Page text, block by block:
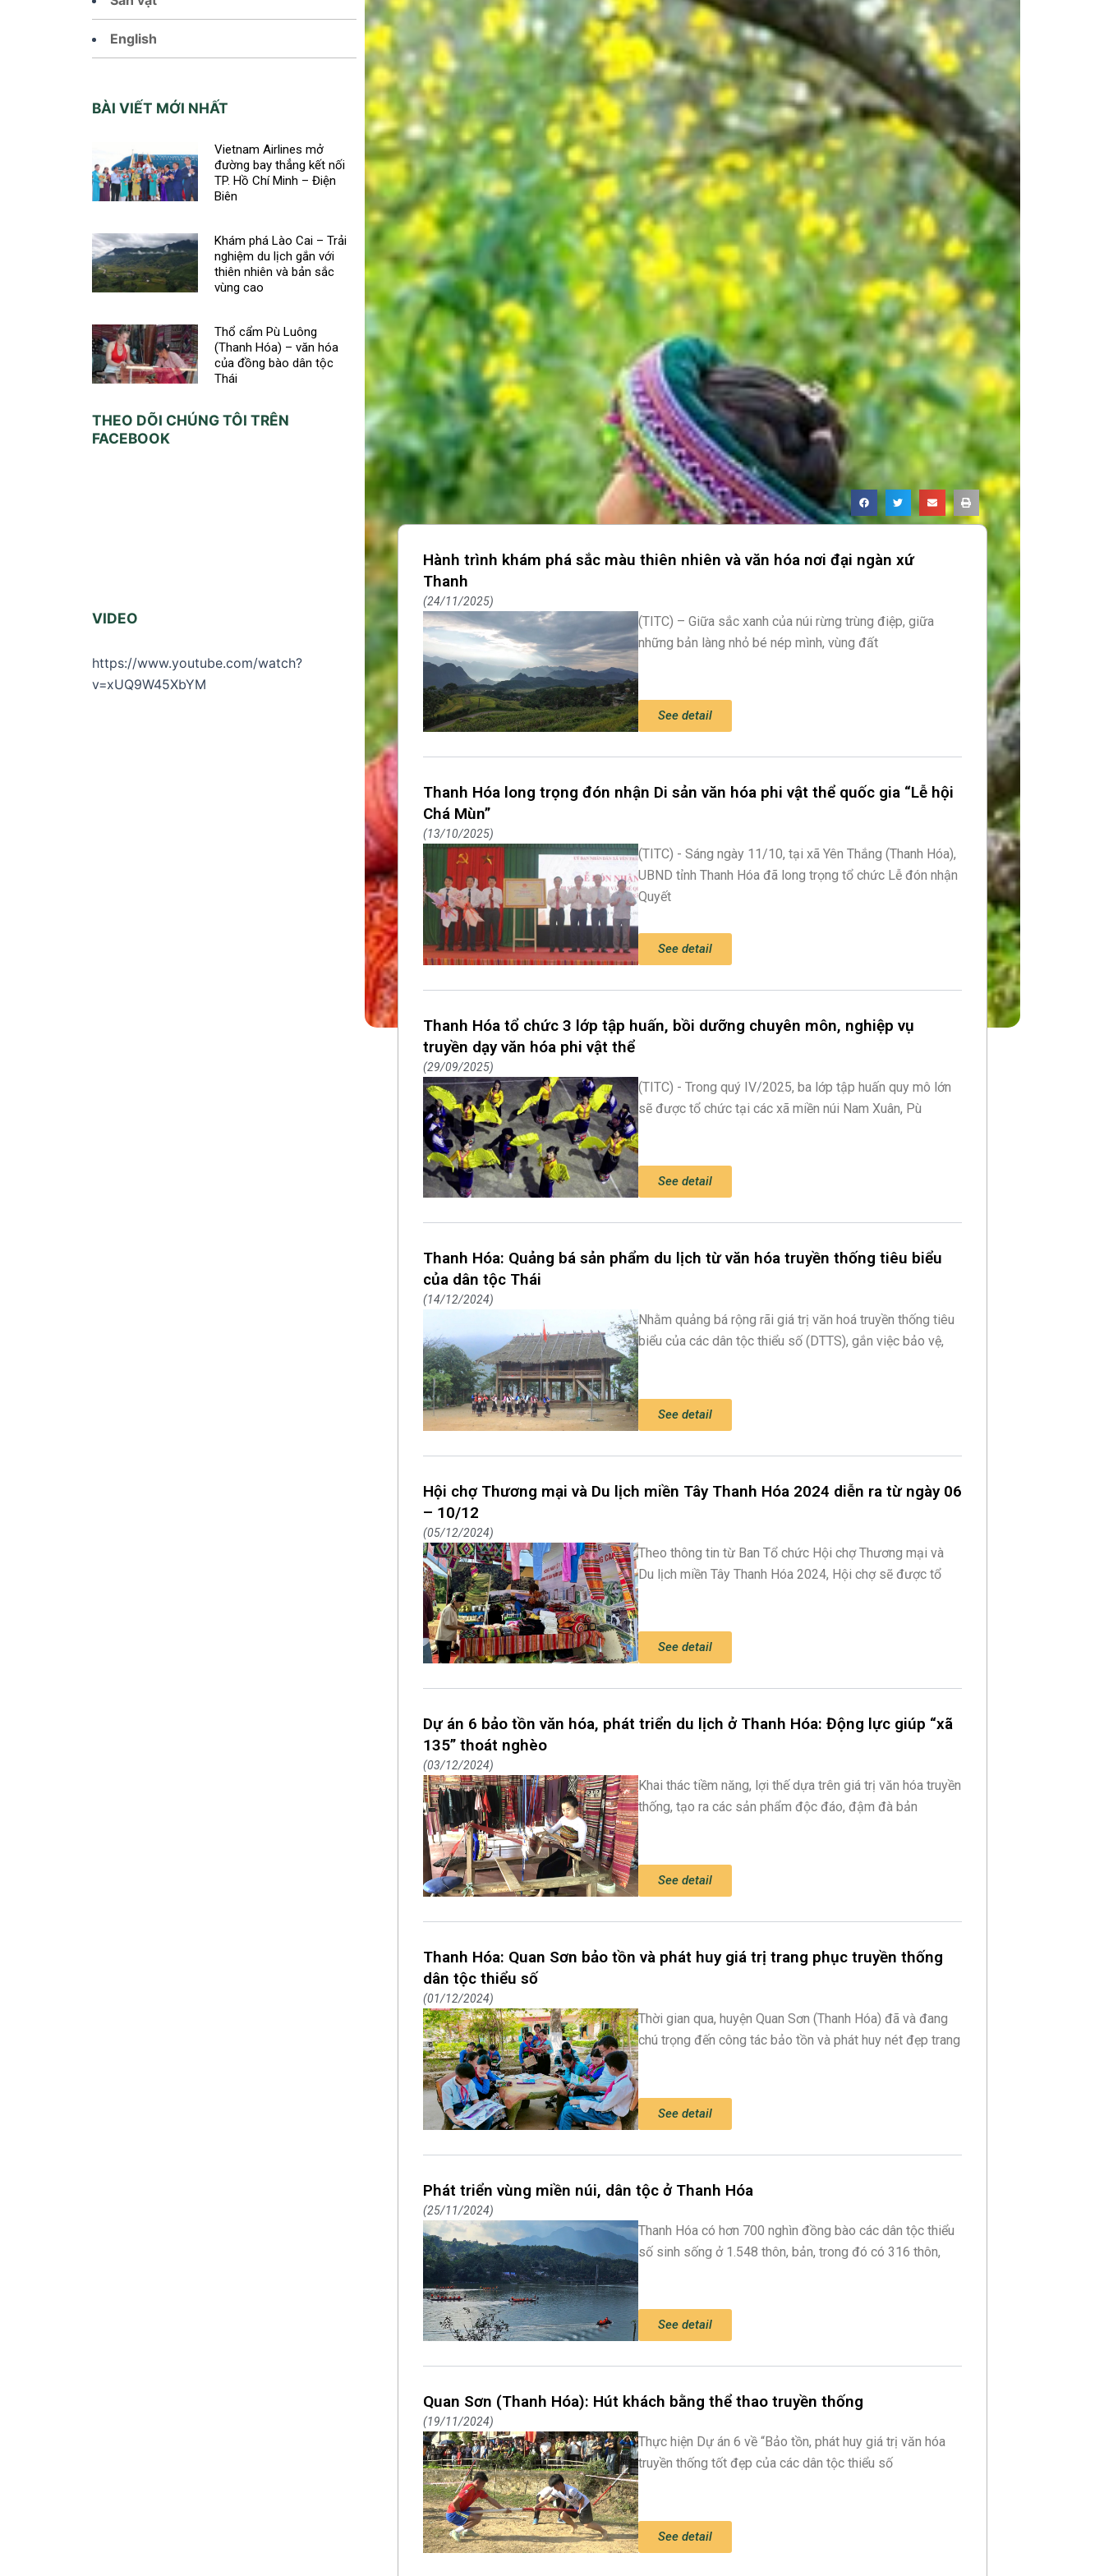
English
BÀI VIẾT MỚI NHẤT
Vietnam Airlines mở
đường bay thẳng kết nối
TP. Hồ Chí Minh – Điện
Biên
Khám phá Lào Cai – Trải
nghiệm du lịch gắn với
thiên nhiên và bản sắc
vùng cao
Thổ cẩm Pù Luông
(Thanh Hóa) – văn hóa
của đồng bào dân tộc
Thái
THEO DÕI CHÚNG TÔI TRÊN
FACEBOOK
VIDEO
https://www.youtube.com/watch?
v=xUQ9W45XbYM
Hành trình khám phá sắc màu thiên nhiên và văn hóa nơi đại ngàn xứ
Thanh
24/11/2025
(TITC) – Giữa sắc xanh của núi rừng trùng điệp, giữa
những bản làng nhỏ bé nép mình, vùng đất
See detail
Thanh Hóa long trọng đón nhận Di sản văn hóa phi vật thể quốc gia “Lễ hội
Chá Mùn”
13/10/2025
(TITC) - Sáng ngày 11/10, tại xã Yên Thắng (Thanh Hóa),
UBND tỉnh Thanh Hóa đã long trọng tổ chức Lễ đón nhận
Quyết
See detail
Thanh Hóa tổ chức 3 lớp tập huấn, bồi dưỡng chuyên môn, nghiệp vụ
truyền dạy văn hóa phi vật thể
29/09/2025
(TITC) - Trong quý IV/2025, ba lớp tập huấn quy mô lớn
sẽ được tổ chức tại các xã miền núi Nam Xuân, Pù
See detail
Thanh Hóa: Quảng bá sản phẩm du lịch từ văn hóa truyền thống tiêu biểu
của dân tộc Thái
14/12/2024
Nhằm quảng bá rộng rãi giá trị văn hoá truyền thống tiêu
biểu của các dân tộc thiểu số (DTTS), gắn việc bảo vệ,
See detail
Hội chợ Thương mại và Du lịch miền Tây Thanh Hóa 2024 diễn ra từ ngày 06
– 10/12
05/12/2024
Theo thông tin từ Ban Tổ chức Hội chợ Thương mại và
Du lịch miền Tây Thanh Hóa 2024, Hội chợ sẽ được tổ
See detail
Dự án 6 bảo tồn văn hóa, phát triển du lịch ở Thanh Hóa: Động lực giúp “xã
135” thoát nghèo
03/12/2024
Khai thác tiềm năng, lợi thế dựa trên giá trị văn hóa truyền
thống, tạo ra các sản phẩm độc đáo, đậm đà bản
See detail
Thanh Hóa: Quan Sơn bảo tồn và phát huy giá trị trang phục truyền thống
dân tộc thiểu số
01/12/2024
Thời gian qua, huyện Quan Sơn (Thanh Hóa) đã và đang
chú trọng đến công tác bảo tồn và phát huy nét đẹp trang
See detail
Phát triển vùng miền núi, dân tộc ở Thanh Hóa
25/11/2024
Thanh Hóa có hơn 700 nghìn đồng bào các dân tộc thiểu
số sinh sống ở 1.548 thôn, bản, trong đó có 316 thôn,
See detail
Quan Sơn (Thanh Hóa): Hút khách bằng thể thao truyền thống
19/11/2024
Thực hiện Dự án 6 về “Bảo tồn, phát huy giá trị văn hóa
truyền thống tốt đẹp của các dân tộc thiểu số
See detail
Page Page Page